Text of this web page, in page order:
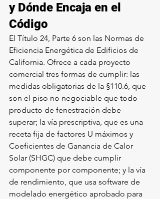
y Dónde Encaja en el
Código
El Título 24, Parte 6 son las Normas de
Eficiencia Energética de Edificios de
California. Ofrece a cada proyecto
comercial tres formas de cumplir: las
medidas obligatorias de la §110.6, que
son el piso no negociable que todo
producto de fenestración debe
superar; la vía prescriptiva, que es una
receta fija de factores U máximos y
Coeficientes de Ganancia de Calor
Solar (SHGC) que debe cumplir
componente por componente; y la vía
de rendimiento, que usa software de
modelado energético aprobado para